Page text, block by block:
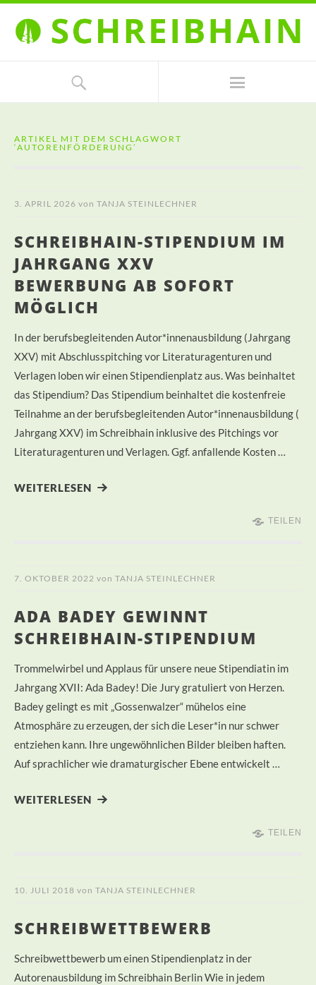
ARTIKEL MIT DEM SCHLAGWORT
‘AUTORENFÖRDERUNG ’
3. APRIL 2026 von TANJA STEINLECHNER
SCHREIBHAIN-STIPENDIUM IM
JAHRGANG XXV
BEWERBUNG AB SOFORT
MÖGLICH
In der berufsbegleitenden Autor*innenausbildung (Jahrgang
XXV) mit Abschlusspitching vor Literaturagenturen und
Verlagen loben wir einen Stipendienplatz aus. Was beinhaltet
das Stipendium? Das Stipendium beinhaltet die kostenfreie
Teilnahme an der berufsbegleitenden Autor*innenausbildung (
Jahrgang XXV) im Schreibhain inklusive des Pitchings vor
Literaturagenturen und Verlagen. Ggf. anfallende Kosten …
WEITERLESEN
TEILEN
7. OKTOBER 2022 von TANJA STEINLECHNER
ADA BADEY GEWINNT
SCHREIBHAIN-STIPENDIUM
Trommelwirbel und Applaus für unsere neue Stipendiatin im
Jahrgang XVII: Ada Badey! Die Jury gratuliert von Herzen.
Badey gelingt es mit „Gossenwalzer“ mühelos eine
Atmosphäre zu erzeugen, der sich die Leser*in nur schwer
entziehen kann. Ihre ungewöhnlichen Bilder bleiben haften.
Auf sprachlicher wie dramaturgischer Ebene entwickelt …
WEITERLESEN
TEILEN
10. JULI 2018 von TANJA STEINLECHNER
SCHREIBWETTBEWERB
Schreibwettbewerb um einen Stipendienplatz in der
Autorenausbildung im Schreibhain Berlin Wie in jedem